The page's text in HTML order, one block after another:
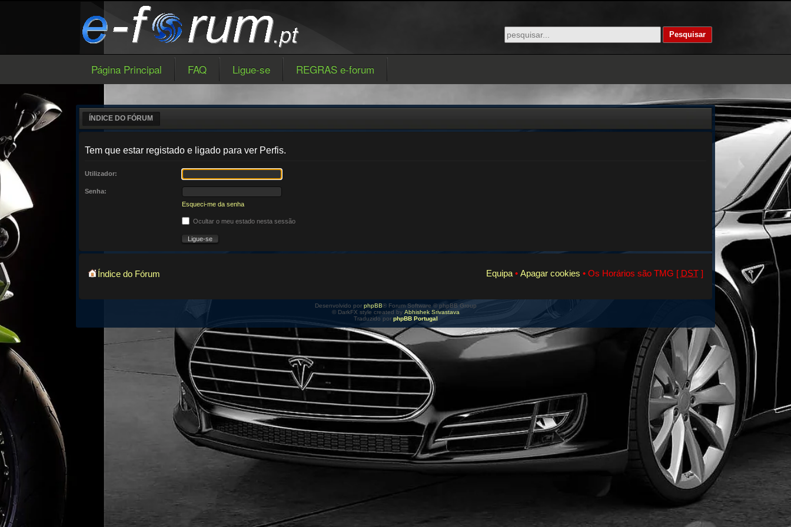
Página Principal FAQ Ligue-se REGRAS e-forum
ÍNDICE DO FÓRUM
Tem que estar registado e ligado para ver Perfis.
Utilizador:
Senha:
Esqueci-me da senha
Ocultar o meu estado nesta sessão
Índice do Fórum Equipa• Apagar cookies • Os Horários são TMG [ DST]
Desenvolvido por phpBB® Forum Software © phpBB Group
© DarkFX style created by Abhishek Srivastava
Traduzido por phpBB Portugal